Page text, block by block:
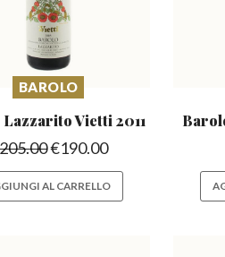
BAROLO
LazzaritoVietti 2011
€190.00
AL CARRELLO